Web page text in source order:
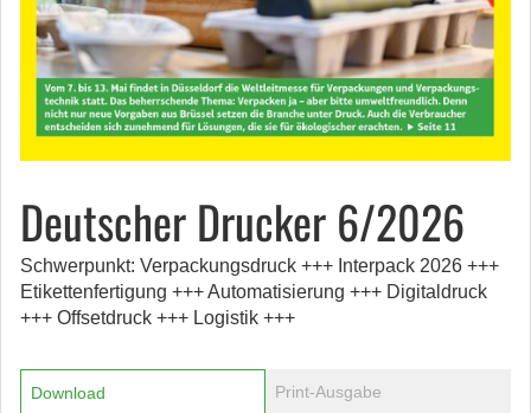
Deutscher Drucker 6/2026
Schwerpunkt: Verpackungsdruck +++ Interpack 2026 +++
Etikettenfertigung +++ Automatisierung +++ Digitaldruck
+++ Offsetdruck +++ Logistik +++
Download Print-Ausgabe